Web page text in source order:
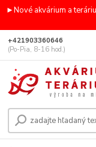
►Nové akvárium a
+421903360646
(Po-Pia, 8-16 hod.)